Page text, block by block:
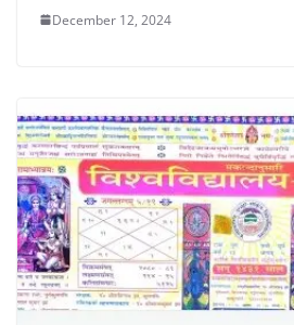
December 12, 2024